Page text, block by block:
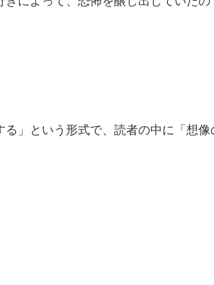
」という形式で、読者の中に「想